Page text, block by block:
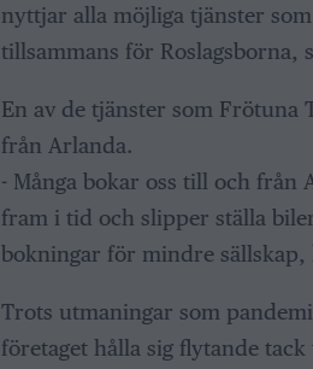
nyttjar alla möjliga tjänster
tillsammans för Roslagsborna,
En av de tjänster som Frötuna
från Arlanda.
- Många bokar oss till och från
fram i tid och slipper ställa
bokningar för mindre
Trots utmaningar som
företaget hålla sig flytande